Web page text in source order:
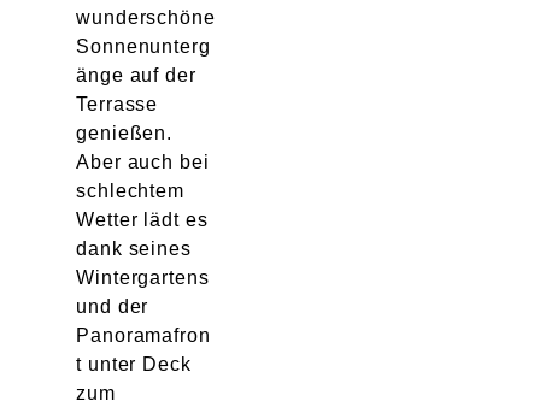
wunderschöne
Sonnenunterg
änge auf der
Terrasse
genießen.
Aber auch bei
schlechtem
Wetter lädt es
dank seines
Wintergartens
und der
Panoramafron
t unter Deck
zum